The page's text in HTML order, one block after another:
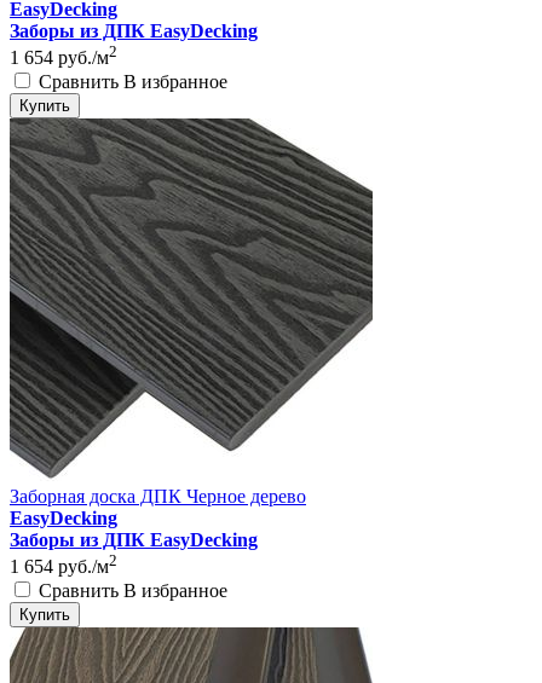
EasyDecking
Заборы из ДПК EasyDecking
1 654 руб./м2
Сравнить В избранное
Купить
Заборная доска ДПК Черное дерево
EasyDecking
Заборы из ДПК EasyDecking
1 654 руб./м2
Сравнить В избранное
Купить